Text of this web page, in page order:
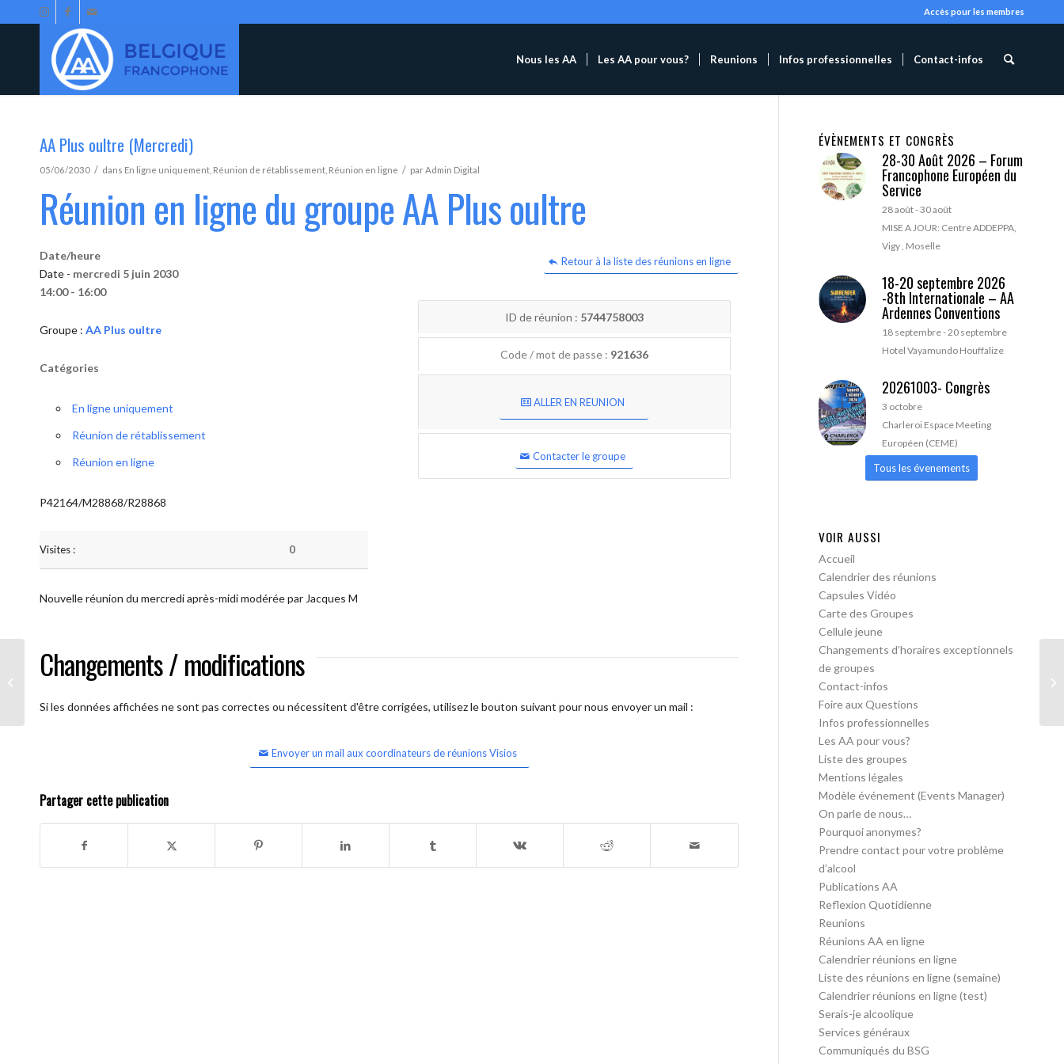
Accès pour les membres
Nous les AA Les AA pour vous? Reunions Infos professionnelles Contact-infos
AA Plus oultre (Mercredi)
05/06/2030 / dans En ligne uniquement Réunion de rétablissement Réunion en ligne / parAdmin Digital
Réunion en ligne du groupe AA Plus oultre
Retour à la liste des réunions en ligne
Date/heure
Date - mercredi 5 juin 2030
14:00 - 16:00
Groupe : AA Plus oultre
Catégories
En ligne uniquement
Réunion de rétablissement
Réunion en ligne
P42164/M28868/R28868
Visites : 0
ID de réunion : 5744758003
Code / mot de passe : 921636
ALLER EN REUNION
Contacter le groupe
Nouvelle réunion du mercredi après-midi modérée par Jacques M
Changements / modifications
Si les données affichées ne sont pas correctes ou nécessitent d'être corrigées, utilisez le bouton suivant pour nous envoyer un mail :
Envoyer un mail aux coordinateurs de réunions Visios
Partager cette publication
ÉVÈNEMENTS ET CONGRÈS
28-30 Août 2026 – Forum
Francophone Européen du
Service
28 août-30 août
MISE A JOUR: Centre ADDEPPA,
Vigy , Moselle
18-20 septembre 2026
-8th Internationale – AA
Ardennes Conventions
18 septembre-20 septembre
Hotel Vayamundo Houffalize
20261003- Congrès
3 octobre
Charleroi Espace Meeting
Européen (CEME)
Tous les évenements
VOIR AUSSI
Accueil
Calendrier des réunions
Capsules Vidéo
Carte des Groupes
Cellule jeune
Changements d’horaires exceptionnels
de groupes
Contact-infos
Foire aux Questions
Infos professionnelles
Les AA pour vous?
Liste des groupes
Mentions légales
Modèle événement (Events Manager)
On parle de nous…
Pourquoi anonymes?
Prendre contact pour votre problème
d’alcool
Publications AA
Reflexion Quotidienne
Reunions
Réunions AA en ligne
Calendrier réunions en ligne
Liste des réunions en ligne (semaine)
Calendrier réunions en ligne (test)
Serais-je alcoolique
Services généraux
Communiqués du BSG
AA Plus oultre (Mercredi)